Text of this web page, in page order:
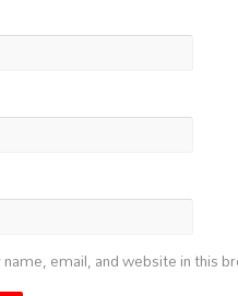
name, email, and website in this